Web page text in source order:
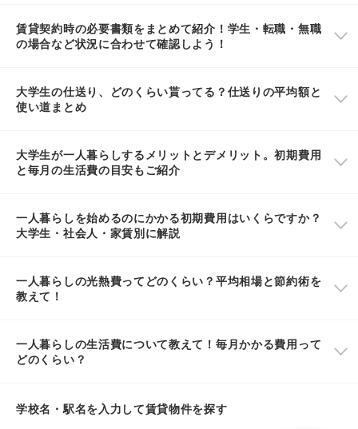
賃貸契約時の必要書類をまとめて紹介！学生・転職・無職
の場合など状況に合わせて確認しよう！
大学生の仕送り、どのくらい貰ってる？仕送りの平均額と
使い道まとめ
大学生が一人暮らしするメリットとデメリット。初期費用
と毎月の生活費の目安もご紹介
一人暮らしを始めるのにかかる初期費用はいくらですか？
大学生・社会人・家賃別に解説
一人暮らしの光熱費ってどのくらい？平均相場と節約術を
教えて！
一人暮らしの生活費について教えて！毎月かかる費用って
どのくらい？
学校名・駅名を入力して賃貸物件を探す